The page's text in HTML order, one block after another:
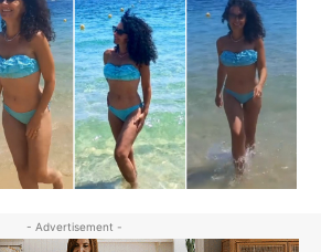
- Advertisement -